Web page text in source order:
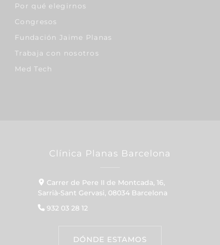
Por qué elegirnos
Congresos
Fundación Jaime Planas
Trabaja con nosotros
Med Tech
Clínica Planas Barcelona
Carrer de Pere II de Montcada, 16,
Sarrià-Sant Gervasi, 08034 Barcelona
932 03 28 12
DÓNDE ESTAMOS